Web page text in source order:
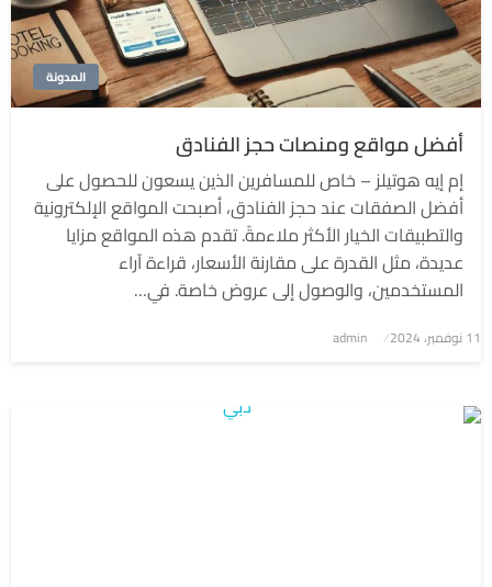
المدونة
أفضل مواقع ومنصات حجز الفنادق
إم إيه هوتيلز – خاص للمسافرين الذين يسعون للحصول على
أفضل الصفقات عند حجز الفنادق، أصبحت المواقع الإلكترونية
والتطبيقات الخيار الأكثر ملاءمةً. تقدم هذه المواقع مزايا
عديدة، مثل القدرة على مقارنة الأسعار، قراءة آراء
المستخدمين، والوصول إلى عروض خاصة. في…
نُشر
11 نوفمبر، 2024 admin